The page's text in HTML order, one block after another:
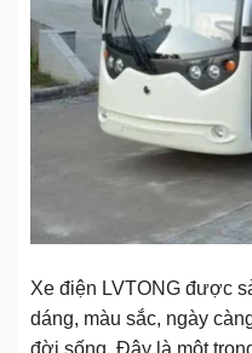
Xe điện LVTONG được
dáng, màu sắc, ngày
đời sống. Đây là một